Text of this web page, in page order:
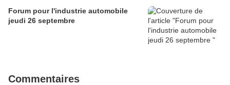
Forum pour l'industrie automobile
jeudi 26 septembre
Commentaires